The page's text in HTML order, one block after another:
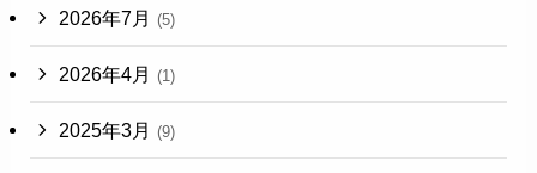
2026年7月 (5)
2026年4月 (1)
2025年3月 (9)